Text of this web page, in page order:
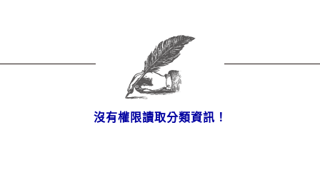
沒有權限讀取分類資訊！